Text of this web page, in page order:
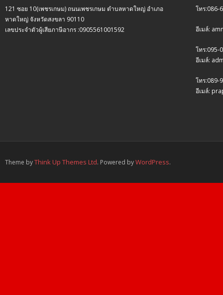
121 ซอย 10(เพชรเกษม) ถนนเพชรเกษม ตำบลหาดใหญ่ อำเภอ
หาดใหญ่ จังหวัดสงขลา 90110
เลขประจำตัวผู้เสียภาษีอากร :0905561001592
โทร:086-
อีเมล์:
โทร:095-
อีเมล์:
โทร:089-
อีเมล์:
Theme byThink Up Themes Ltd. Powered byWordPress.